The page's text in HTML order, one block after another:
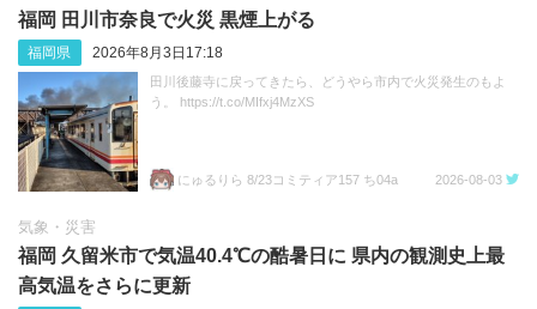
福岡 田川市奈良で火災 黒煙上がる
福岡県 2026年8月3日17:18
田川後藤寺に戻ってきたら、どうやら市内で火災発生のもよ
う。 https://t.co/MIfxj4MzXS
にゅるりら 8/23コミティア157 ち04a 2026-08-03
気象・災害
福岡 久留米市で気温40.4℃の酷暑日に 県内の観測史上最
高気温をさらに更新